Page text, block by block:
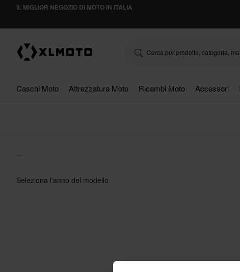
IL MIGLIOR NEGOZIO DI MOTO IN ITALIA
Caschi Moto Attrezzatura Moto Ricambi Moto Accessori
...
Seleziona l'anno del modello